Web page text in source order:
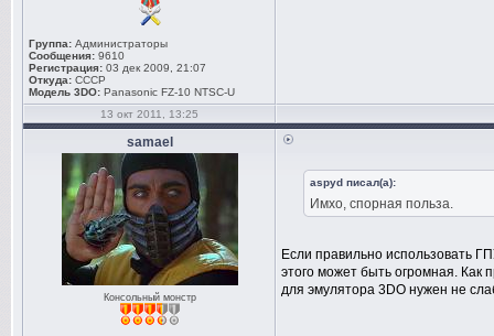
Группа: Администраторы
Сообщения: 9610
Регистрация: 03 дек 2009, 21:07
Откуда: СССР
Модель 3DO: Panasonic FZ-10 NTSC-U
13 окт 2011, 13:25
samael
Консольный монстр
aspyd писал(а):
Имхо, спорная польза.
Если правильно использовать
этого может быть огромная. Как
для эмулятора 3DO нужен не